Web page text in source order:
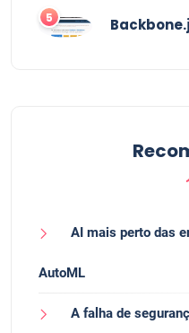
5
AI mais perto das
AutoML
A falha de